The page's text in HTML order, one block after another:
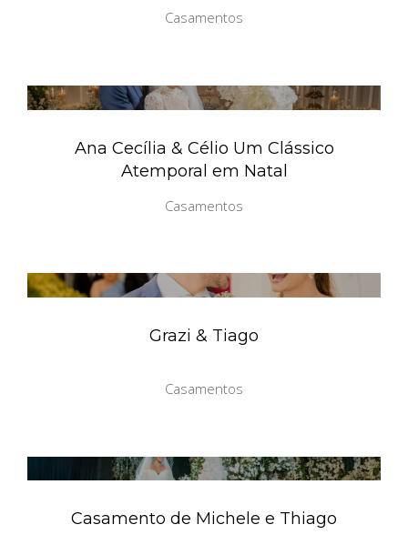
Casamentos
Ana Cecília & Célio Um Clássico
Atemporal em Natal
Casamentos
Grazi & Tiago
Casamentos
Casamento de Michele e Thiago